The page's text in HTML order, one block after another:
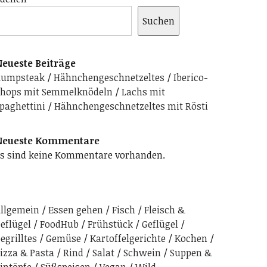
Suchen
Beiträge
Hähnchengeschnetzeltes
Iberico-
mit Semmelknödeln
Lachs mit
Hähnchengeschnetzeltes mit Rösti
Kommentare
sind keine Kommentare vorhanden.
Essen gehen Fisch
Fleisch &
FoodHub Frühstück
Geflügel
Gemüse Kartoffelgerichte
Kochen
& Pasta
Rind Salat Schwein
Suppen &